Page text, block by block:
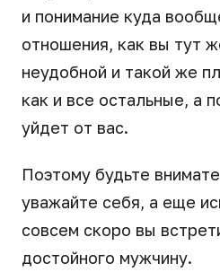
и понимание куда
отношения, как вы тут
неудобной и такой же
как и все остальные, а
уйдет от вас.
Поэтому будьте
уважайте себя, а еще
совсем скоро вы
достойного мужчину.